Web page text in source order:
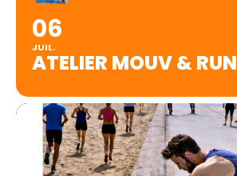
06
JUIL.
ATELIER MOUV & RUN